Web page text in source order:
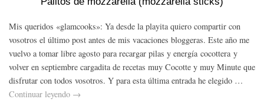
Mis queridos «glamcooks»: Ya desde la playita quiero compartir con
vosotros el último post antes de mis vacaciones bloggeras. Este año me
vuelvo a tomar libre agosto para recargar pilas y energía cocottera y
volver en septiembre cargadita de recetas muy Cocotte y muy Minute que
disfrutar con todos vosotros. Y para esta última entrada he elegido …
Continuar leyendo →